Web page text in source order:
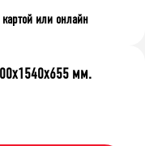
или онлайн
мм.